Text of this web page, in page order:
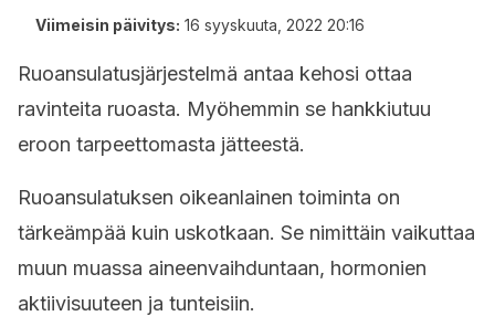
Viimeisin päivitys: 16 syyskuuta, 2022 20:16
Ruoansulatusjärjestelmä antaa kehosi ottaa
ravinteita ruoasta. Myöhemmin se hankkiutuu
eroon tarpeettomasta jätteestä.
Ruoansulatuksen oikeanlainen toiminta on
tärkeämpää kuin uskotkaan. Se nimittäin vaikuttaa
muun muassa aineenvaihduntaan, hormonien
aktiivisuuteen ja tunteisiin.